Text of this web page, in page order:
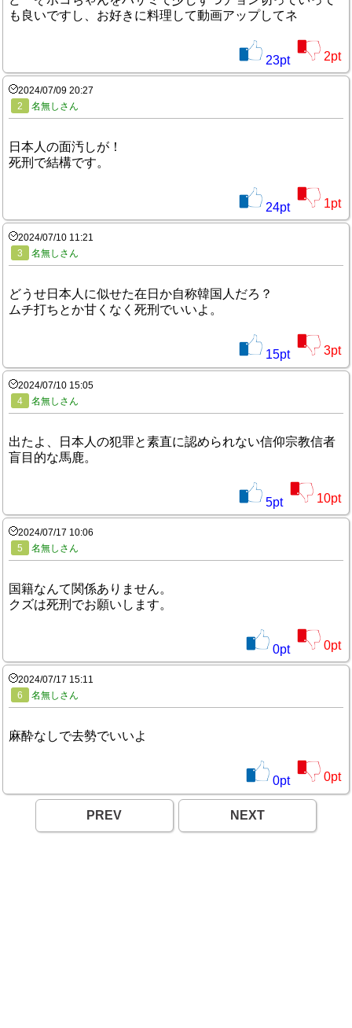
も良いですし、お好きに料理して動画アップしてネ
23pt 2pt
2024/07/09 20:27
2
名無しさん
日本人の面汚しが！
死刑で結構です。
24pt 1pt
2024/07/10 11:21
3
名無しさん
どうせ日本人に似せた在日か自称韓国人だろ？
ムチ打ちとか甘くなく死刑でいいよ。
15pt 3pt
2024/07/10 15:05
4
名無しさん
出たよ、日本人の犯罪と素直に認められない信仰宗教信者
盲目的な馬鹿。
5pt 10pt
2024/07/17 10:06
5
名無しさん
国籍なんて関係ありません。
クズは死刑でお願いします。
0pt 0pt
2024/07/17 15:11
6
名無しさん
麻酔なしで去勢でいいよ
0pt 0pt
PREV NEXT